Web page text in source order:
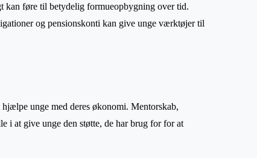
kan føre til betydelig formueopbygning over tid.
og pensionskonti kan give unge værktøjer til
unge med deres økonomi. Mentorskab,
i at give unge den støtte, de har brug for for at